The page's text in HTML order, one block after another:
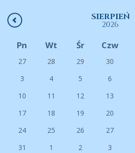
SIERPIEŃ
2026
Pn Wt Śr Czw
27 28 29 30
3
4 5 6
10
11 12 13
17
18 19 20
24
25 26 27
31
1 2 3